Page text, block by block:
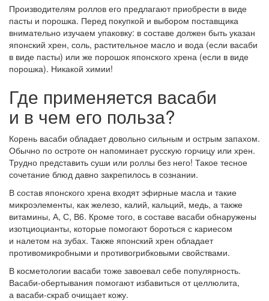
Производителям роллов его предлагают приобрести в виде
пасты и порошка. Перед покупкой и выбором поставщика
внимательно изучаем упаковку: в составе должен быть указан
японский хрен, соль, растительное масло и вода (если васаби
в виде пасты) или же порошок японского хрена (если в виде
порошка). Никакой химии!
Где применяется васаби
и в чем его польза?
Корень васаби обладает довольно сильным и острым запахом.
Обычно по остроте он напоминает русскую горчицу или хрен.
Трудно представить суши или роллы без него! Такое тесное
сочетание блюд давно закрепилось в сознании.
В состав японского хрена входят эфирные масла и такие
микроэлементы, как железо, калий, кальций, медь, а также
витамины, А, С, В6. Кроме того, в составе васаби обнаружены
изотциоцианты, которые помогают бороться с кариесом
и налетом на зубах. Также японский хрен обладает
противомикробными и противогрибковыми свойствами.
В косметологии васаби тоже завоевал себе популярность.
Васаби-обертывания помогают избавиться от целлюлита,
а васаби-скраб очищает кожу.